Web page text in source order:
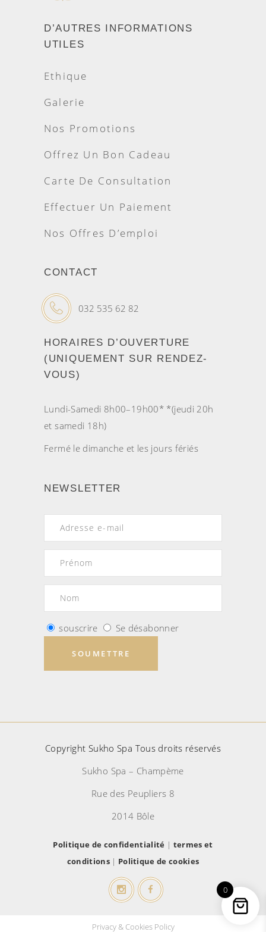
D’AUTRES INFORMATIONS
UTILES
Ethique
Galerie
Nos Promotions
Offrez Un Bon Cadeau
Carte De Consultation
Effectuer Un Paiement
Nos Offres D’emploi
CONTACT
032 535 62 82
HORAIRES D’OUVERTURE
(UNIQUEMENT SUR RENDEZ-
VOUS)
Lundi-Samedi 8h00–19h00* *(jeudi 20h
et samedi 18h)
Fermé le dimanche et les jours fériés
NEWSLETTER
souscrire Se désabonner
Copyright Sukho Spa Tous droits réservés
Sukho Spa – Champème
Rue des Peupliers 8
2014 Bôle
Politique de confidentialité | termes et
conditions| Politique de cookies
Privacy & Cookies Policy
0